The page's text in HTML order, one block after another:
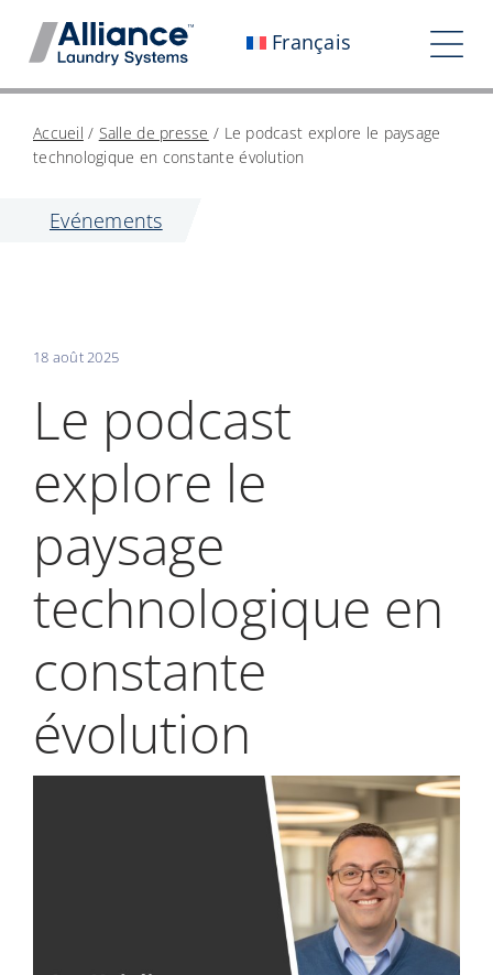
Français
Travaillez avec nous
Notre impact
Investisseurs
Contactez-nous
My Alliance
Accueil / Salle de presse / Le podcast explore le paysage
technologique en constante évolution
Evénements
18 août 2025
Le podcast
explore le
paysage
technologique en
constante
évolution